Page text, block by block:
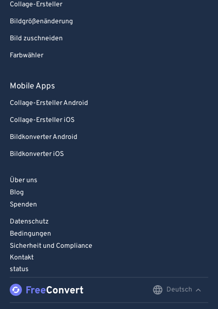
Collage-Ersteller
Bildgrößenänderung
Bild zuschneiden
Farbwähler
Mobile Apps
Collage-Ersteller Android
Collage-Ersteller iOS
Bildkonverter Android
Bildkonverter iOS
Über uns
Blog
Spenden
Datenschutz
Bedingungen
Sicherheit und Compliance
Kontakt
status
Deutsch